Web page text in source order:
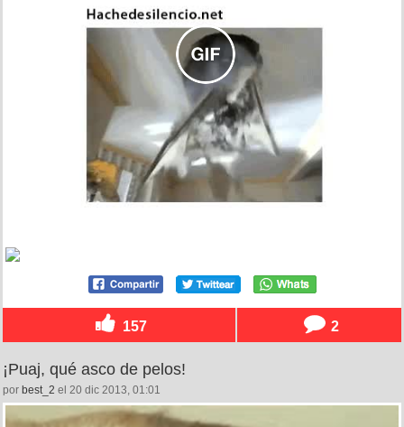
157 2
¡Puaj, qué asco de pelos!
por best_2 el 20 dic 2013, 01:01